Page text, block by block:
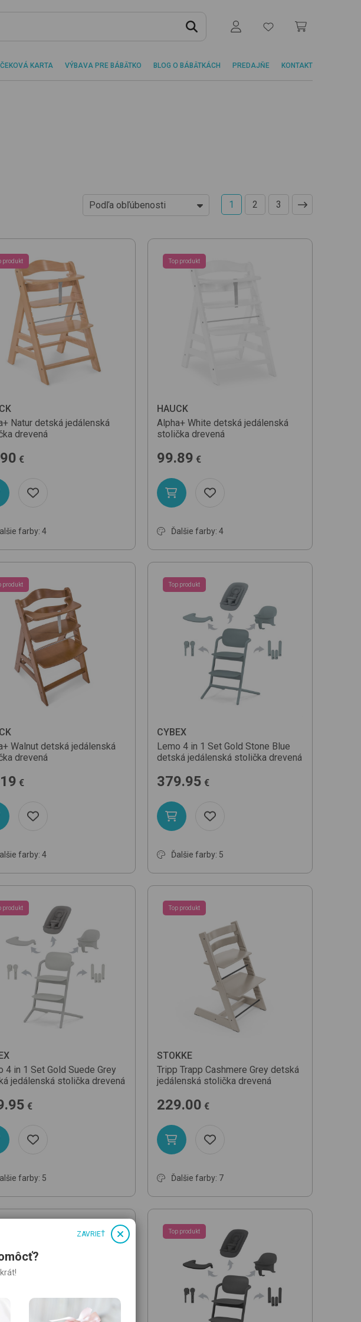
KARTA VÝBAVA PRE BÁBÄTKO BLOG O BÁBÄTKÁCH PREDAJŇE KONTAKT
Podľa obľúbenosti
Od najdrahších
Podľa názvu (A-Z)
1 2 3
produkt
Natur detská jedálenská
drevená
€
farby: 4
Top produkt
HAUCK
Alpha+ White detská jedálenská
stolička drevená
99.89 €
Ďalšie farby: 4
produkt
Walnut detská jedálenská
drevená
€
farby: 4
Top produkt
CYBEX
Lemo 4 in 1 Set Gold Stone Blue
detská jedálenská stolička drevená
379.95 €
Ďalšie farby: 5
produkt
4 in 1 Set Gold Suede Grey
jedálenská stolička drevená
€
farby: 5
Top produkt
STOKKE
Tripp Trapp Cashmere Grey detská
jedálenská stolička drevená
229.00 €
Ďalšie farby: 7
Top produkt
ZAVRIEŤ